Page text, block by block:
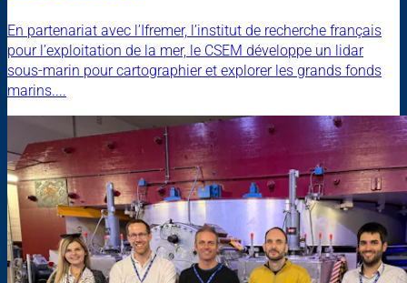
En partenariat avec l’Ifremer, l’institut de recherche français
pour l’exploitation de la mer, le CSEM développe un lidar
sous-marin pour cartographier et explorer les grands fonds
marins....